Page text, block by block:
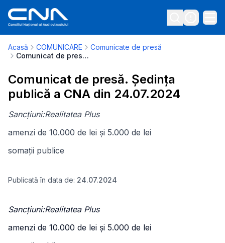
Acasă COMUNICARE
Comunicate de presă
Comunicat de presă. Ședința publică a CNA din 24.07.2024
Comunicat de presă. Ședința
publică a CNA din 24.07.2024
Sancțiuni:Realitatea Plus
amenzi de 10.000 de lei și 5.000 de lei
somații publice
Publicată în data de: 24.07.2024
Sancțiuni:Realitatea Plus
amenzi de 10.000 de lei și 5.000 de lei